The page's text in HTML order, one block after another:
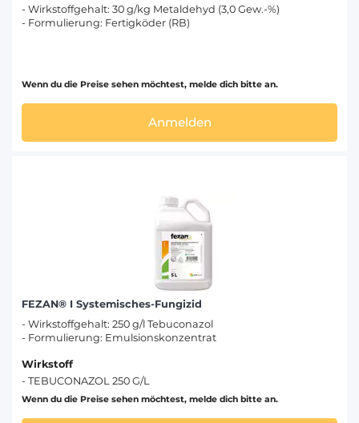
- Wirkstoffgehalt: 30 g/kg Metaldehyd (3,0 Gew.-%)
- Formulierung: Fertigköder (RB)
Wenn du die Preise sehen möchtest, melde dich bitte an.
Anmelden
FEZAN® I Systemisches-Fungizid
- Wirkstoffgehalt: 250 g/l Tebuconazol
- Formulierung: Emulsionskonzentrat
Wirkstoff
- TEBUCONAZOL 250 G/L
Wenn du die Preise sehen möchtest, melde dich bitte an.